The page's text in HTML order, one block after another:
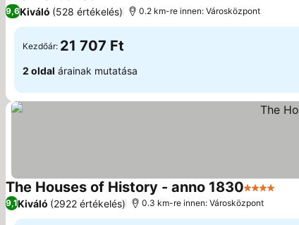
3 Kategória
9,6Kiváló (528 értékelés) 0.2 km-re innen: Városközpont
Kezdőár: 21 707 Ft
2 oldal árainak mutatása
The Houses of History - anno 18304 Kategória
9,1Kiváló (2922 értékelés) 0.3 km-re innen: Városközpont